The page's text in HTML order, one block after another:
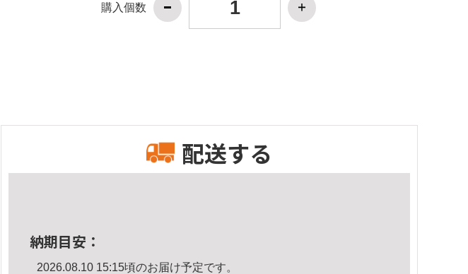
購入個数
配送する
納期目安：
2026.08.10 15:15頃のお届け予定です。